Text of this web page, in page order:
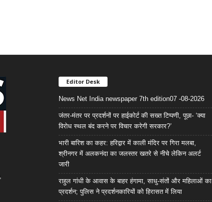
Editor Desk
News Net India newspaper 7th edition07 -08-2026
जंतर-मंतर पर प्रदर्शनों पर हाईकोर्ट की सख्त टिप्पणी, पूछा- ‘क्या
विरोध स्थल बंद करने पर विचार करेगी सरकार?’
भारी बारिश का कहर: हरिद्वार में काली मंदिर पर गिरा मलबा,
श्रीनगर में अलकनंदा का जलस्तर खतरे से नीचे लेकिन अलर्ट
जारी
राहुल गांधी के आवास के बाहर हंगामा, साधु-संतों और महिलाओं का
प्रदर्शन; पुलिस ने प्रदर्शनकारियों को हिरासत में लिया